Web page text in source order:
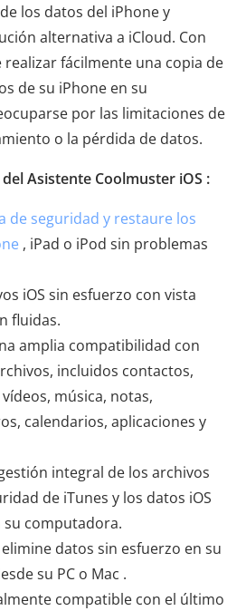
los datos del iPhone y
alternativa a iCloud. Con
fácilmente una copia de
de su iPhone en su
por las limitaciones de
o la pérdida de datos.
Asistente Coolmuster iOS :
de seguridad y restaure los
, iPad o iPod sin problemas
iOS sin esfuerzo con vista
fluidas.
amplia compatibilidad con
incluidos contactos,
música, notas,
calendarios, aplicaciones y
integral de los archivos
de iTunes y los datos iOS
computadora.
datos sin esfuerzo en su
su PC o Mac .
compatible con el último